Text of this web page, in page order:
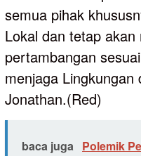
semua pihak
Lokal dan tetap
pertambangan
menjaga
Jonathan.(Red)
baca juga Polemik